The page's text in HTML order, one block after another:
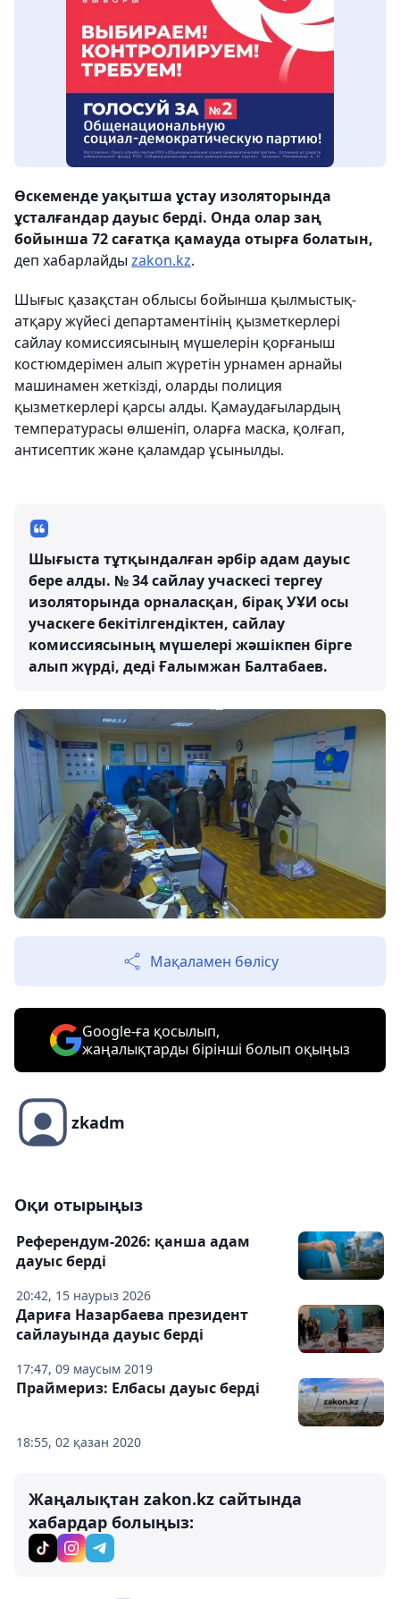
Өскеменде уақытша ұстау изоляторында
ұсталғандар дауыс берді. Онда олар заң
бойынша 72 сағатқа қамауда отырға болатын,
деп хабарлайды zakon.kz.
Шығыс қазақстан облысы бойынша қылмыстық-
атқару жүйесі департаментінің қызметкерлері
сайлау комиссиясының мүшелерін қорғаныш
костюмдерімен алып жүретін урнамен арнайы
машинамен жеткізді, оларды полиция
қызметкерлері қарсы алды. Қамаудағылардың
температурасы өлшеніп, оларға маска, қолғап,
антисептик және қаламдар ұсынылды.
Шығыста тұтқындалған әрбір адам дауыс
бере алды. № 34 сайлау учаскесі тергеу
изоляторында орналасқан, бірақ УҰИ осы
учаскеге бекітілгендіктен, сайлау
комиссиясының мүшелері жәшікпен бірге
алып жүрді, деді Ғалымжан Балтабаев.
Мақаламен бөлісу
Google-ға қосылып,
жаңалықтарды бірінші болып оқыңыз
zkadm
Оқи отырыңыз
20:42, 15 наурыз 2026
Референдум-2026: қанша адам
дауыс берді
17:47, 09 маусым 2019
Дариға Назарбаева президент
сайлауында дауыс берді
18:55, 02 қазан 2020
Праймериз: Елбасы дауыс берді
Жаңалықтан zakon.kz сайтында
хабардар болыңыз: